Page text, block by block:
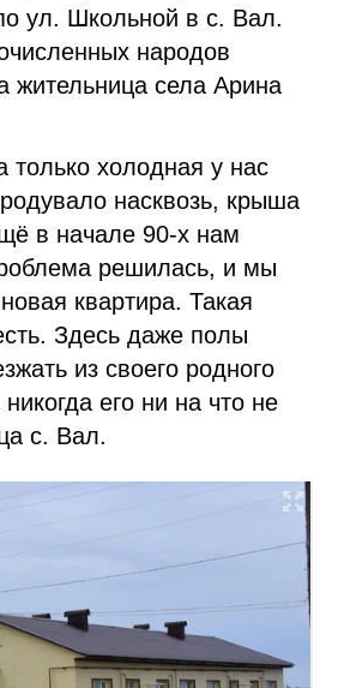
ул. Школьной в с. Вал.
народов
жительница села Арина
холодная у нас
насквозь, крыша
в начале 90-х нам
решилась, и мы
квартира. Такая
Здесь даже полы
из своего родного
его ни на что не
с. Вал.